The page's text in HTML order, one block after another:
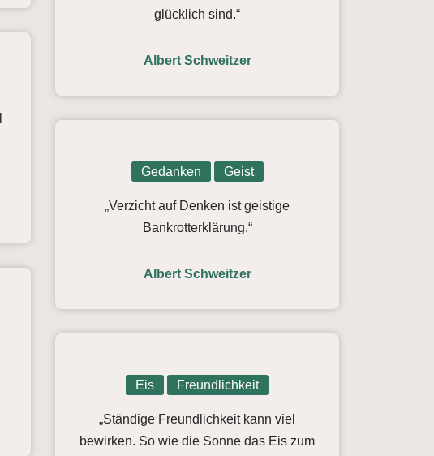
glücklich sind.“
Albert Schweitzer
Gedanken Geist
„Verzicht auf Denken ist geistige
Bankrotterklärung.“
Albert Schweitzer
Eis Freundlichkeit
„Ständige Freundlichkeit kann viel
bewirken. So wie die Sonne das Eis zum